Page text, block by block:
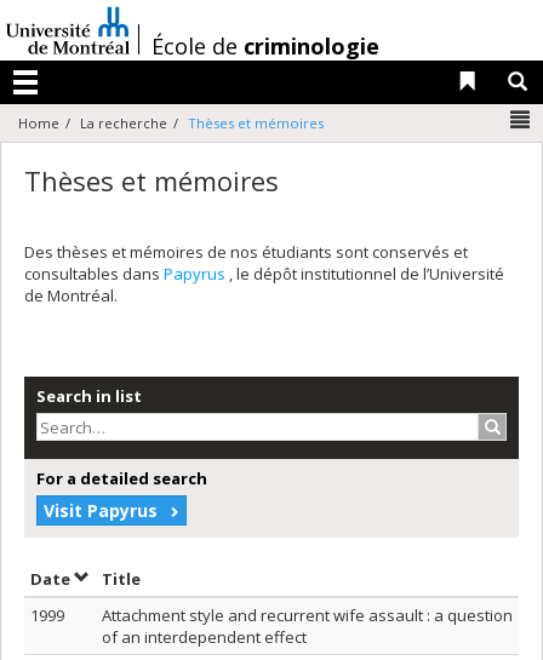
au
contenu
/École de criminologie
Menu
Liens
Home La recherche Thèses et mémoires
Thèses et mémoires
Des thèses et mémoires de nos étudiants sont conservés et
consultables dans Papyrus , le dépôt institutionnel de l’Université
de Montréal.
Search in list
For a detailed search
Visit Papyrus
DateSort by date in ascending order
Title
1999
Attachment style and recurrent wife assault : a question
of an interdependent effect